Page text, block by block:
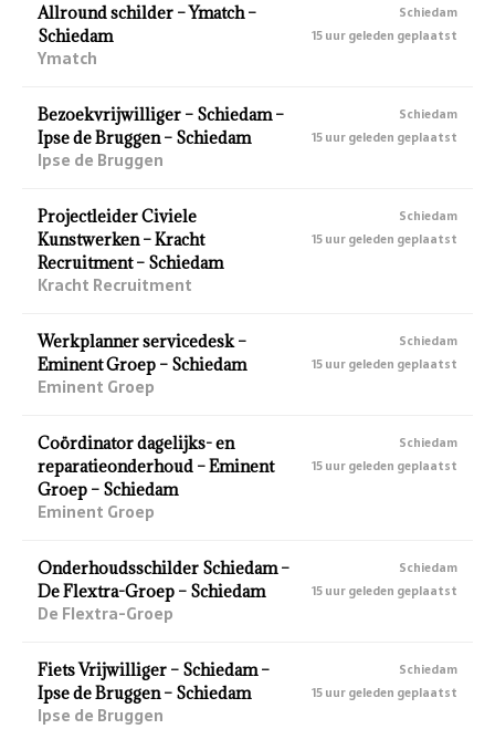
Allround schilder – Ymatch –
Schiedam
Ymatch
Schiedam
15 uur geleden geplaatst
Bezoekvrijwilliger – Schiedam –
Ipse de Bruggen – Schiedam
Ipse de Bruggen
Schiedam
15 uur geleden geplaatst
Projectleider Civiele
Kunstwerken – Kracht
Recruitment – Schiedam
Kracht Recruitment
Schiedam
15 uur geleden geplaatst
Werkplanner servicedesk –
Eminent Groep – Schiedam
Eminent Groep
Schiedam
15 uur geleden geplaatst
Coördinator dagelijks- en
reparatieonderhoud – Eminent
Groep – Schiedam
Eminent Groep
Schiedam
15 uur geleden geplaatst
Onderhoudsschilder Schiedam –
De Flextra-Groep – Schiedam
De Flextra-Groep
Schiedam
15 uur geleden geplaatst
Fiets Vrijwilliger – Schiedam –
Ipse de Bruggen – Schiedam
Ipse de Bruggen
Schiedam
15 uur geleden geplaatst